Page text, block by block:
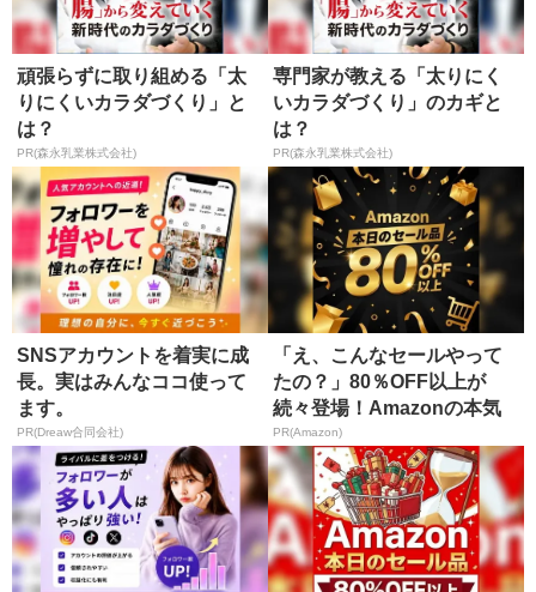
頑張らずに取り組める「太
りにくいカラダづくり」と
は？
PR(森永乳業株式会社)
専門家が教える「太りにく
いカラダづくり」のカギと
は？
PR(森永乳業株式会社)
SNSアカウントを着実に成
長。実はみんなココ使って
ます。
PR(Dreaw合同会社)
「え、こんなセールやって
たの？」80％OFF以上が
続々登場！Amazonの本気
が...
PR(Amazon)